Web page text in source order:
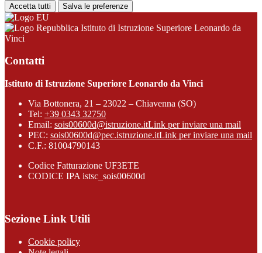
Accetta tutti Salva le preferenze
Istituto di Istruzione Superiore Leonardo da
Vinci
Contatti
Istituto di Istruzione Superiore Leonardo da Vinci
Via Bottonera, 21 – 23022 – Chiavenna (SO)
Tel: +39 0343 32750
Email: sois00600d@istruzione.itLink per inviare una mail
PEC: sois00600d@pec.istruzione.itLink per inviare una mail
C.F.: 81004790143
Codice Fatturazione UF3ETE
CODICE IPA istsc_sois00600d
Sezione Link Utili
Cookie policy